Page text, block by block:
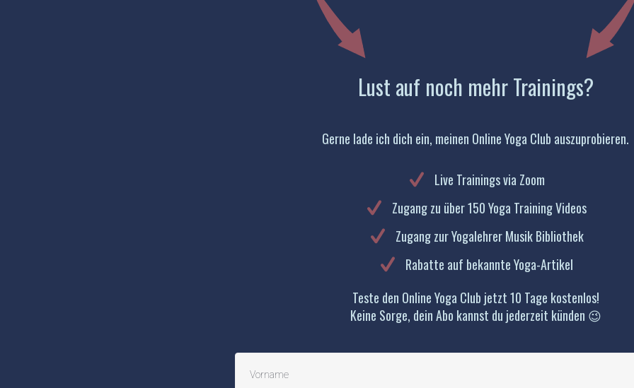
Lust auf noch mehr Trainings?
Gerne lade ich dich ein, meinen Online Yoga Club auszuprobieren.
Live Trainings via Zoom
Zugang zu über 150 Yoga Training Videos
Zugang zur Yogalehrer Musik Bibliothek
Rabatte auf bekannte Yoga-Artikel
Teste den Online Yoga Club jetzt 10 Tage kostenlos!
Keine Sorge, dein Abo kannst du jederzeit künden 😉